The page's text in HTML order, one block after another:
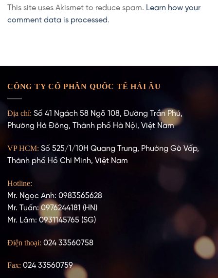
This site uses Akismet to reduce spam. Learn how your
comment data is processed.
CÔNG TY CỔ PHẦN QUỐC TẾ HẢI ÂU
Địa chỉ: Số 41 Ngách 58 Ngõ 108, Đường Trần Phú,
Phường Hà Đông, Thành phố Hà Nội, Việt Nam
VP HCM: Số 525/1/10H Quang Trung, Phường Gò Vấp,
Thành phố Hồ Chí Minh, Việt Nam
Hotline:
Mr. Ngọc Anh: 0983565628
Mr. Tuấn: 0976244181 (HN)
Mr. Lâm: 0931145765 (SG)
Điện thoại: 024 33560758
Fax: 024 33560759